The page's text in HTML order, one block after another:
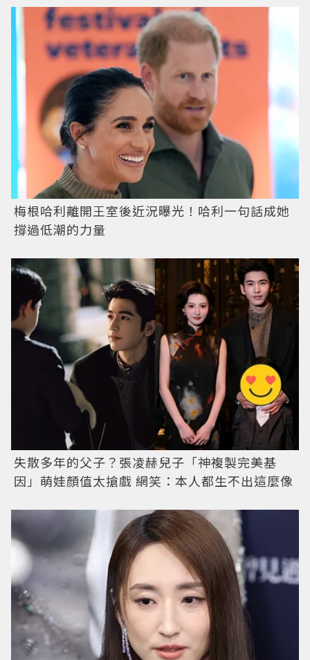
梅根哈利離開王室後近況曝光！哈利一句話成她
撐過低潮的力量
失散多年的父子？張凌赫兒子「神複製完美基
因」萌娃顏值太搶戲 網笑：本人都生不出這麼像